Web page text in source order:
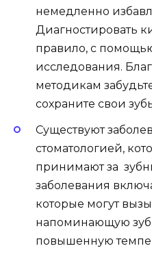
немедленно
Диагностировать
правило, с
исследования.
методикам
сохраните свои
Существуют
стоматологией,
принимают за
заболевания
которые могут
напоминающую
повышенную